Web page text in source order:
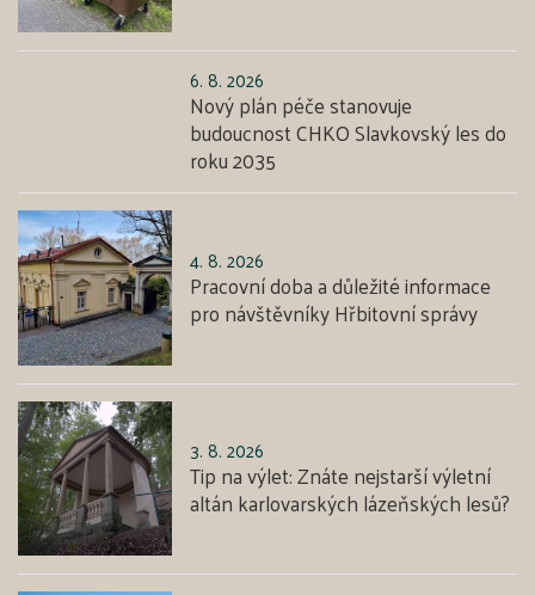
6. 8. 2026
Nový plán péče stanovuje
budoucnost CHKO Slavkovský les do
roku 2035
4. 8. 2026
Pracovní doba a důležité informace
pro návštěvníky Hřbitovní správy
3. 8. 2026
Tip na výlet: Znáte nejstarší výletní
altán karlovarských lázeňských lesů?